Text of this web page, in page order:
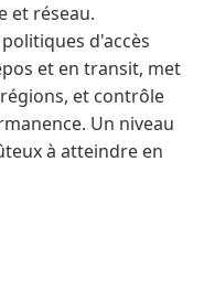
et réseau.
d'accès
et en transit, met
et contrôle
Un niveau
à atteindre en